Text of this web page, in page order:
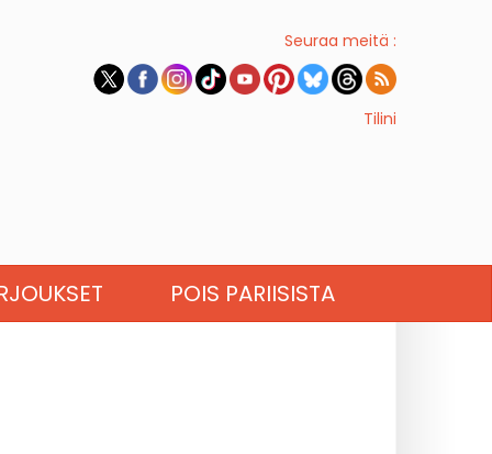
Seuraa meitä :
Tilini
POIS PARIISISTA